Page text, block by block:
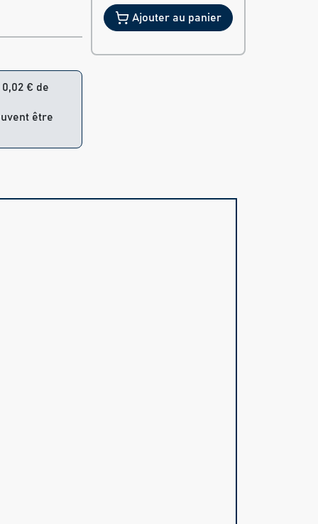
0,02 € de
être
Ajouter au panier